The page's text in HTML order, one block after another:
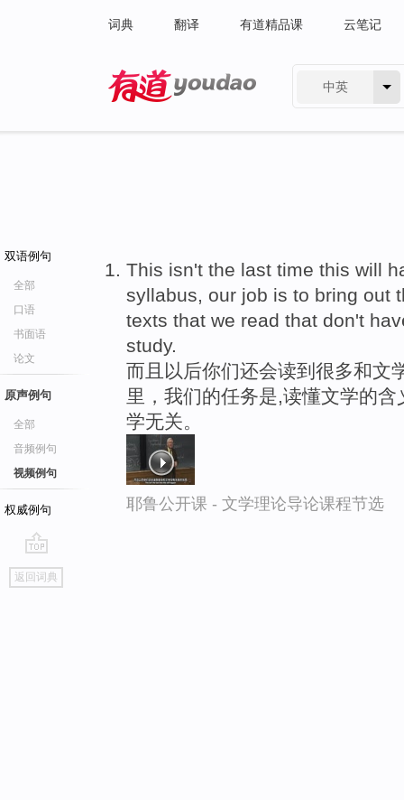
词典 翻译 有道精品课 云笔记
中英
双语例句
全部
口语
书面语
论文
原声例句
全部
音频例句
视频例句
权威例句
go
top
返回词典
This isn't the last time this will
syllabus, our job is to bring out
texts that we read that don't
study.
而且以后你们还会读到很多和文
里，我们的任务是,读懂文学的
学无关。
耶鲁公开课 - 文学理论导论课程节选